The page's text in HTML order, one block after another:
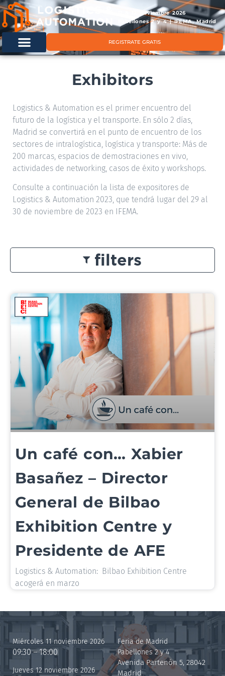
11 & 12 noviembre 2026
Pabellones 2 y 4 | IFEMA, Madrid
REGISTRATE GRATIS
Exhibitors
Logistics & Automation es el primer encuentro del
futuro de la logística y el transporte. En sólo 2 días,
Madrid se convertirá en el punto de encuentro de los
sectores de intralogística, logística y transporte: Más de
200 marcas, espacios de demostraciones en vivo,
actividades de networking, casos de éxito y workshops.
Consulte a continuación la lista de expositores de
Logistics & Automation 2023, que tendrá lugar del 29 al
30 de noviembre de 2023 en IFEMA.
filters
Un café con… Xabier
Basañez – Director
General de Bilbao
Exhibition Centre y
Presidente de AFE
Logistics & Automation: Bilbao Exhibition Centre
acogerá en marzo
Miércoles 11 noviembre 2026
09:30 – 18:00
Jueves 12 noviembre 2026
Feria de Madrid
Pabellones 2 y 4
Avenida Partenón 5, 28042
Madrid